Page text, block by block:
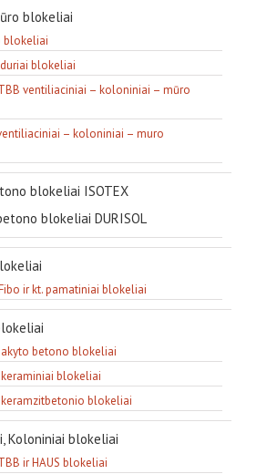
blokeliai
blokeliai
blokeliai
ventiliaciniai – koloniniai – mūro
– koloniniai – muro
blokeliai ISOTEX
blokeliai DURISOL
ir kt. pamatiniai blokeliai
akyto betono blokeliai
keraminiai blokeliai
keramzitbetonio blokeliai
Koloniniai blokeliai
ir HAUS blokeliai